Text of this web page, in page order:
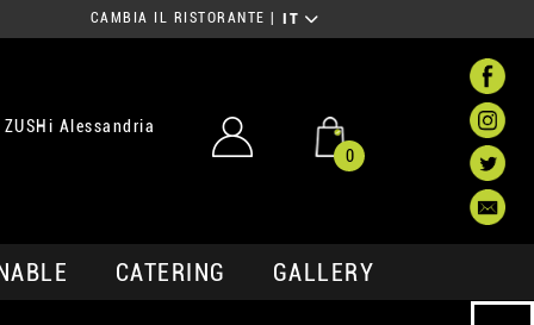
CAMBIA IL RISTORANTE IT
Alessandria
0
CATERING GALLERY